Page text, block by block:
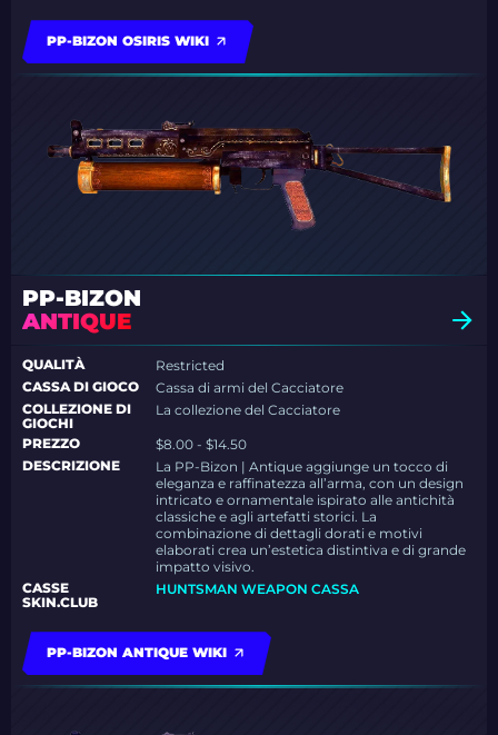
PP-BIZON OSIRIS WIKI
PP-BIZON
ANTIQUE
QUALITÀ
Restricted
CASSA DI GIOCO
Cassa di armi del Cacciatore
COLLEZIONE DI
GIOCHI
La collezione del Cacciatore
PREZZO
$8.00 - $14.50
DESCRIZIONE
La PP-Bizon | Antique aggiunge un tocco di
eleganza e raffinatezza all’arma, con un design
intricato e ornamentale ispirato alle antichità
classiche e agli artefatti storici. La
combinazione di dettagli dorati e motivi
elaborati crea un’estetica distintiva e di grande
impatto visivo.
CASSE
SKIN.CLUB
HUNTSMAN WEAPON CASSA
PP-BIZON ANTIQUE WIKI